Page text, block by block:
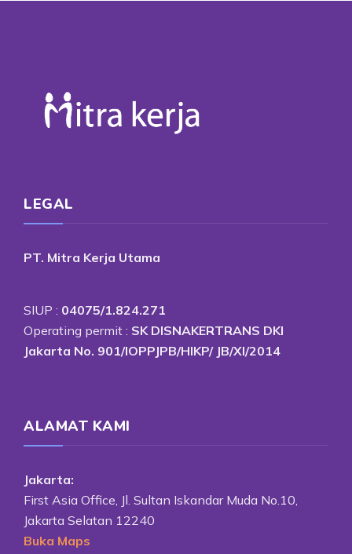
LEGAL
PT. Mitra Kerja Utama
SIUP : 04075/1.824.271
Operating permit : SK DISNAKERTRANS DKI
Jakarta No. 901/IOPPJPB/HIKP/ JB/XI/2014
ALAMAT KAMI
Jakarta:
First Asia Office, Jl. Sultan Iskandar Muda No.10,
Jakarta Selatan 12240
Buka Maps